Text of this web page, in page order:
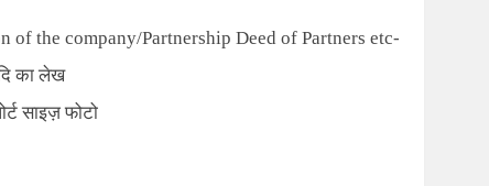
of the company/Partnership Deed of Partners etc-
का लेख
साइज़ फोटो